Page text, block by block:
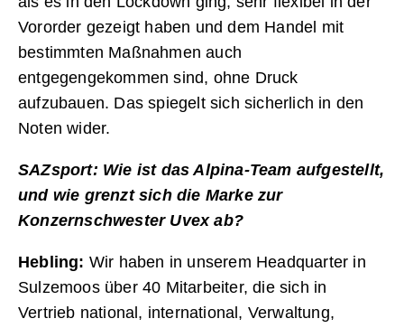
Vororder gezeigt haben und dem Handel mit
bestimmten Maßnahmen auch
entgegengekommen sind, ohne Druck
aufzubauen. Das spiegelt sich sicherlich in den
Noten wider.
SAZsport: Wie ist das Alpina-Team aufgestellt,
und wie grenzt sich die Marke zur
Konzernschwester Uvex ab?
Hebling: Wir haben in unserem Headquarter in
Sulzemoos über 40 Mitarbeiter, die sich in
Vertrieb national, international, Verwaltung,